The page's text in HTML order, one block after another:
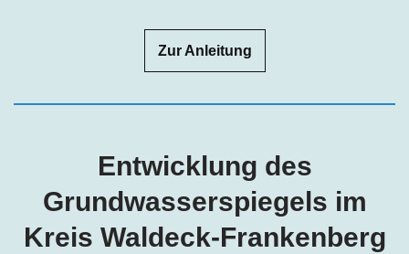
Zur Anleitung
Entwicklung des
Grundwasserspiegels im
Kreis Waldeck-Frankenberg